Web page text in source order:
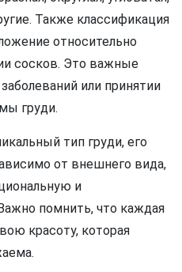
Также классификация
относительно
сосков. Это важные
или принятии
груди.
тип груди, его
от внешнего вида,
и
помнить, что каждая
красоту, которая